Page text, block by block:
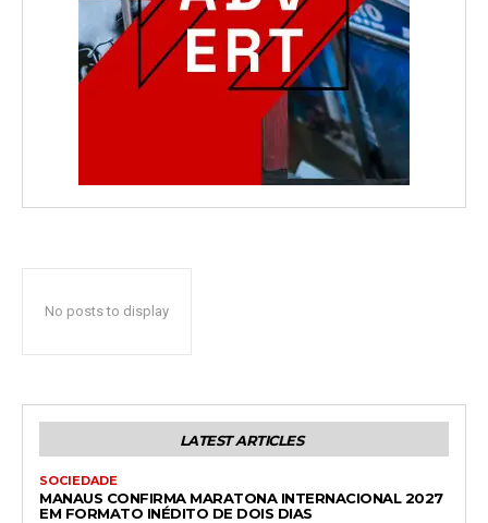
No posts to display
LATEST ARTICLES
SOCIEDADE
MANAUS CONFIRMA MARATONA INTERNACIONAL 2027
EM FORMATO INÉDITO DE DOIS DIAS